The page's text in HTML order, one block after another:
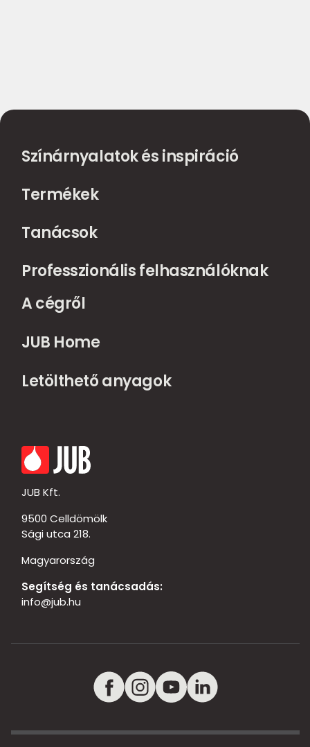
Színárnyalatok és inspiráció
Termékek
Tanácsok
Professzionális felhasználóknak
A cégről
JUB Home
Letölthető anyagok
JUB Kft.
9500 Celldömölk
Sági utca 218.
Magyarország
Segítség és tanácsadás:
info@jub.hu